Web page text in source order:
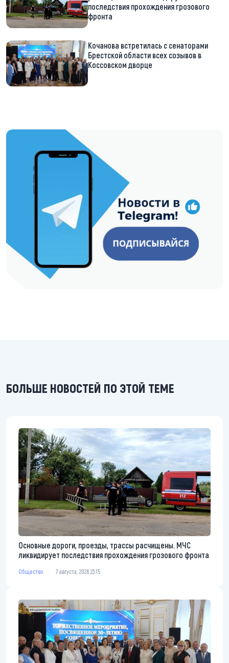
последствия прохождения грозового
фронта
Кочанова встретилась с сенаторами
Брестской области всех созывов в
Коссовском дворце
https://t.me/minskctvby
БОЛЬШЕ НОВОСТЕЙ ПО ЭТОЙ ТЕМЕ
Основные дороги, проезды, трассы расчищены. МЧС
ликвидирует последствия прохождения грозового фронта
Общество 7 августа, 2026 23:15